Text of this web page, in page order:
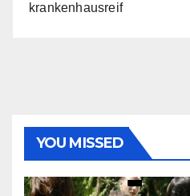
krankenhausreif
YOU MISSED